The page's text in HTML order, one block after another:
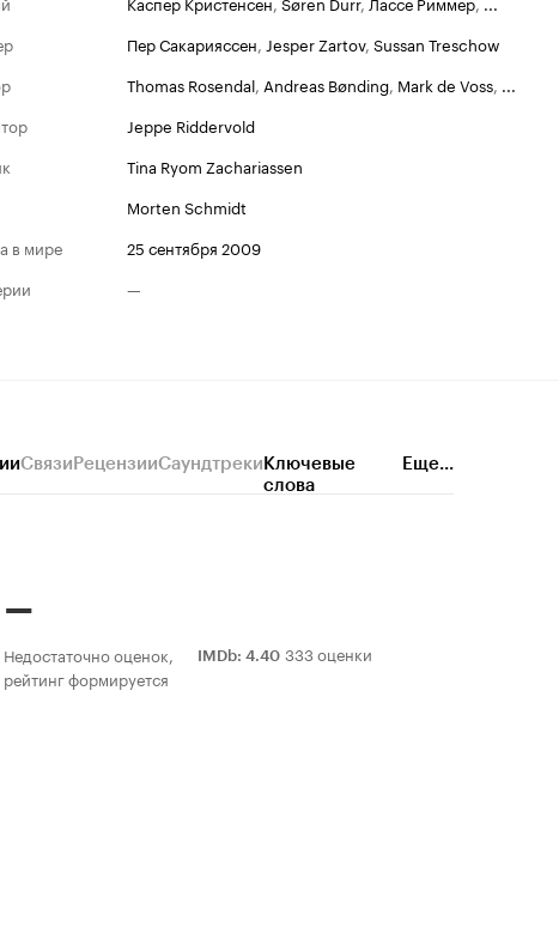
Пер Сакарияссен, Jesper Zartov, Sussan Treschow
Thomas Rosendal, Andreas Bønding, Mark de Voss, ...
Jeppe Riddervold
Tina Ryom Zachariassen
Morten Schmidt
в мире
25 сентября 2009
—
СвязиРецензииСаундтрекиКлючевые
слова
Еще...
–
Недостаточно оценок,
рейтинг формируется
IMDb: 4.40 333 оценки